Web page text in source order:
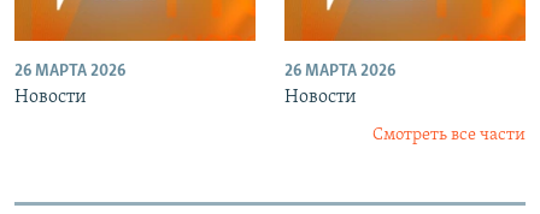
26 МАРТА 2026
Новости
26 МАРТА 2026
Новости
Смотреть все части